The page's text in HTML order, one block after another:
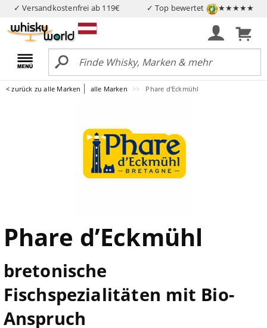
✓ Versandkostenfrei ab 119€ ✓ Top bewertet ★★★★★
< zurück zu alle Marken alle Marken Phare d'Eckmühl
Phare d’Eckmühl
bretonische
Fischspezialitäten mit Bio-
Anspruch